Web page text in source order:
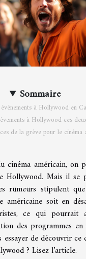
Sommaire
à Hollywood en
à Hollywood ces
de la grève pour le cinéma
cinéma américain, on
Hollywood. Mais il se
rumeurs stipulent
américaine soit en
ce qui pourrait
des programmes
de découvrir ce
? Lisez l’article.